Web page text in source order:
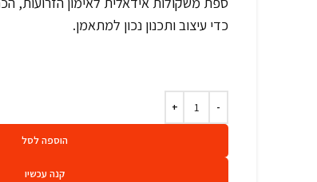
כדי עיצוב ותכנון נכון למתאמן.
הוספה לסל
קנה עכשיו